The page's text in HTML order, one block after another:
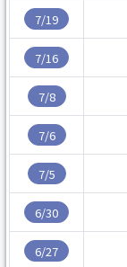
7/19
7/16
7/8
7/6
7/5
6/30
6/27